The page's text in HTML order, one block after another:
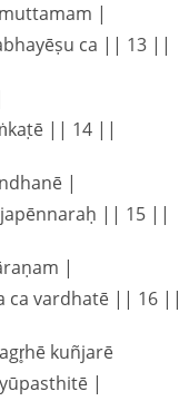
|
ca || 13 ||
|| 14 ||
|
japēnnaraḥ || 15 ||
|
ca vardhatē || 16 ||
kuñjarē
|